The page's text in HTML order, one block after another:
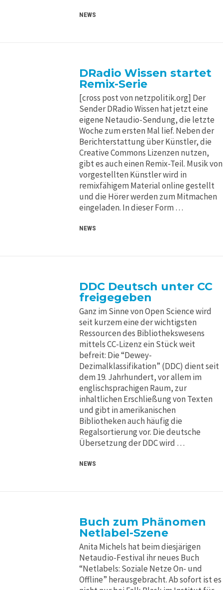
NEWS
DRadio Wissen startet
Remix-Serie
[cross post von netzpolitik.org] Der
Sender DRadio Wissen hat jetzt eine
eigene Netaudio-Sendung, die letzte
Woche zum ersten Mal lief. Neben der
Berichterstattung über Künstler, die
Creative Commons Lizenzen nutzen,
gibt es auch einen Remix-Teil. Musik von
vorgestellten Künstler wird in
remixfähigem Material online gestellt
und die Hörer werden zum Mitmachen
eingeladen. In dieser Form …
NEWS
DDC Deutsch unter CC
freigegeben
Ganz im Sinne von Open Science wird
seit kurzem eine der wichtigsten
Ressourcen des Bibliothekswesens
mittels CC-Lizenz ein Stück weit
befreit: Die “Dewey-
Dezimalklassifikation” (DDC) dient seit
dem 19. Jahrhundert, vor allem im
englischsprachigen Raum, zur
inhaltlichen Erschließung von Texten
und gibt in amerikanischen
Bibliotheken auch häufig die
Regalsortierung vor. Die deutsche
Übersetzung der DDC wird …
NEWS
Buch zum Phänomen
Netlabel-Szene
Anita Michels hat beim diesjärigen
Netaudio-Festival ihr neues Buch
“Netlabels: Soziale Netze On- und
Offline” herausgebracht. Ab sofort ist es